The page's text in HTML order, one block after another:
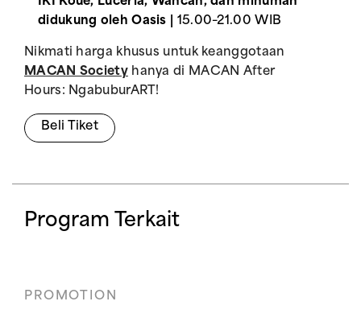
didukung oleh Oasis |
15.00–21.00 WIB
Nikmati harga khusus untuk keanggotaan
MACAN Societyhanya di MACAN After
Hours: NgabuburART!
Beli Tiket
Program Terkait
PROMOTION